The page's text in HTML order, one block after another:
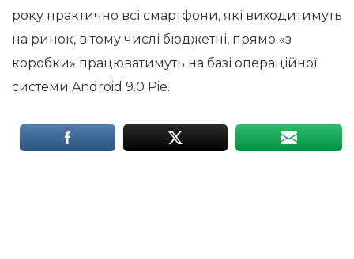
року практично всі смартфони, які виходитимуть
на ринок, в тому числі бюджетні, прямо «з
коробки» працюватимуть на базі операційної
системи Android 9.0 Pie.